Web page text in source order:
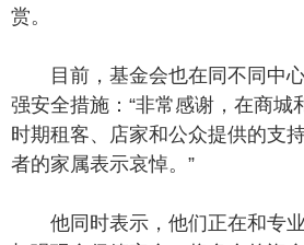
赏。
目前，基金会也在同不同中
强安全措施：“非常感谢，在商城
时期租客、店家和公众提供的支
者的家属表示哀悼。”
他同时表示，他们正在和专